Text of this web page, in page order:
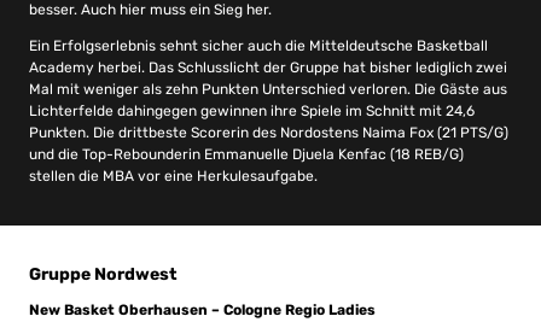
besser. Auch hier muss ein Sieg her.
Ein Erfolgserlebnis sehnt sicher auch die Mitteldeutsche Basketball
Academy herbei. Das Schlusslicht der Gruppe hat bisher lediglich zwei
Mal mit weniger als zehn Punkten Unterschied verloren. Die Gäste aus
Lichterfelde dahingegen gewinnen ihre Spiele im Schnitt mit 24,6
Punkten. Die drittbeste Scorerin des Nordostens Naima Fox (21 PTS/G)
und die Top-Rebounderin Emmanuelle Djuela Kenfac (18 REB/G)
stellen die MBA vor eine Herkulesaufgabe.
Gruppe Nordwest
New Basket Oberhausen – Cologne Regio Ladies